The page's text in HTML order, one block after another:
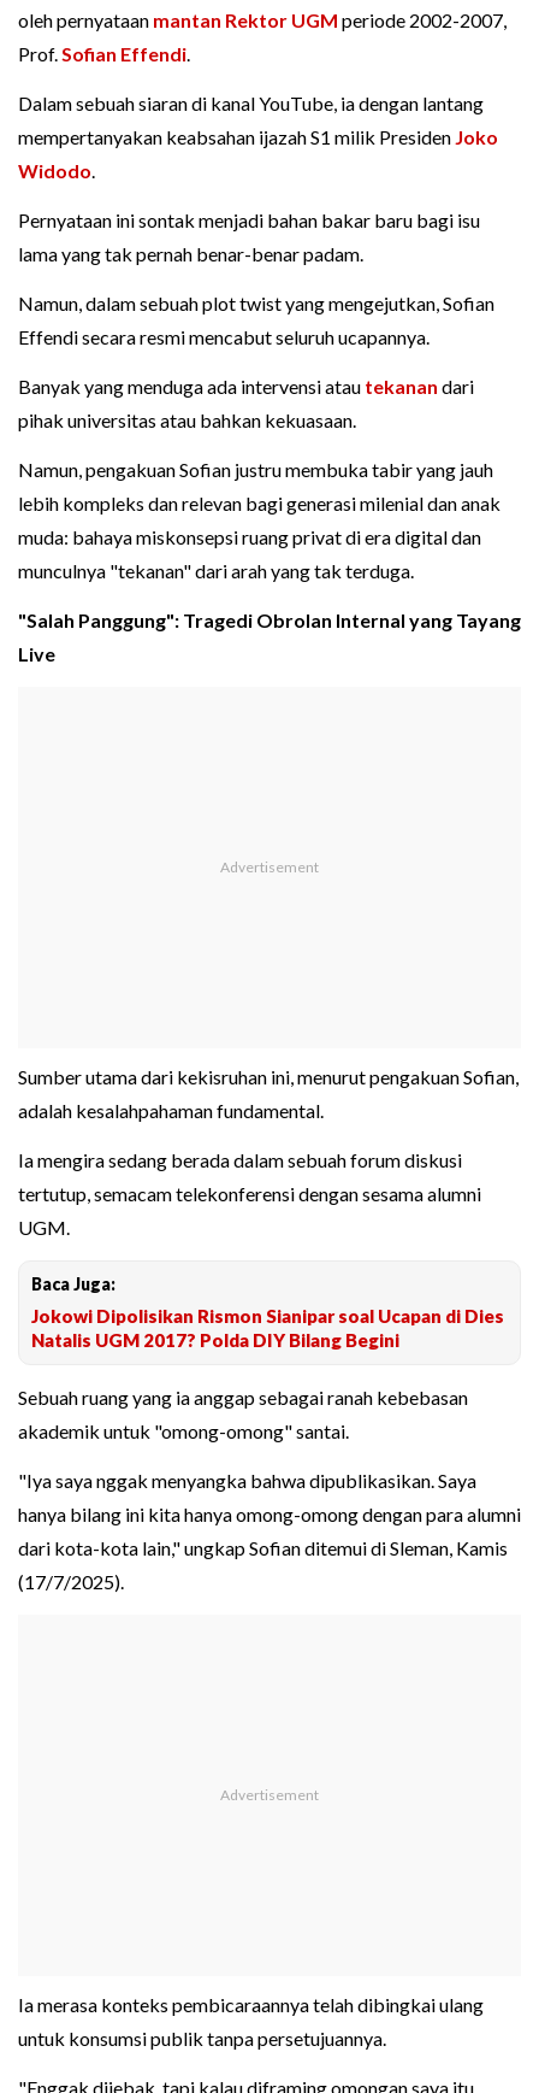
oleh pernyataan mantan Rektor UGM periode 2002-2007,
Prof.Sofian Effendi.
Dalam sebuah siaran di kanal YouTube, ia dengan lantang
mempertanyakan keabsahan ijazah S1 milik Presiden Joko
Widodo.
Pernyataan ini sontak menjadi bahan bakar baru bagi isu
lama yang tak pernah benar-benar padam.
Namun, dalam sebuah plot twist yang mengejutkan, Sofian
Effendi secara resmi mencabut seluruh ucapannya.
Banyak yang menduga ada intervensi atau tekanan dari
pihak universitas atau bahkan kekuasaan.
Namun, pengakuan Sofian justru membuka tabir yang jauh
lebih kompleks dan relevan bagi generasi milenial dan anak
muda: bahaya miskonsepsi ruang privat di era digital dan
munculnya "tekanan" dari arah yang tak terduga.
"Salah Panggung": Tragedi Obrolan Internal yang Tayang
Live
Sumber utama dari kekisruhan ini, menurut pengakuan Sofian,
adalah kesalahpahaman fundamental.
Ia mengira sedang berada dalam sebuah forum diskusi
tertutup, semacam telekonferensi dengan sesama alumni
UGM.
Baca Juga:
Jokowi Dipolisikan Rismon Sianipar soal Ucapan di Dies
Natalis UGM 2017? Polda DIY Bilang Begini
Sebuah ruang yang ia anggap sebagai ranah kebebasan
akademik untuk "omong-omong" santai.
"Iya saya nggak menyangka bahwa dipublikasikan. Saya
hanya bilang ini kita hanya omong-omong dengan para alumni
dari kota-kota lain," ungkap Sofian ditemui di Sleman, Kamis
(17/7/2025).
Ia merasa konteks pembicaraannya telah dibingkai ulang
untuk konsumsi publik tanpa persetujuannya.
"Enggak dijebak, tapi kalau diframing omongan saya itu